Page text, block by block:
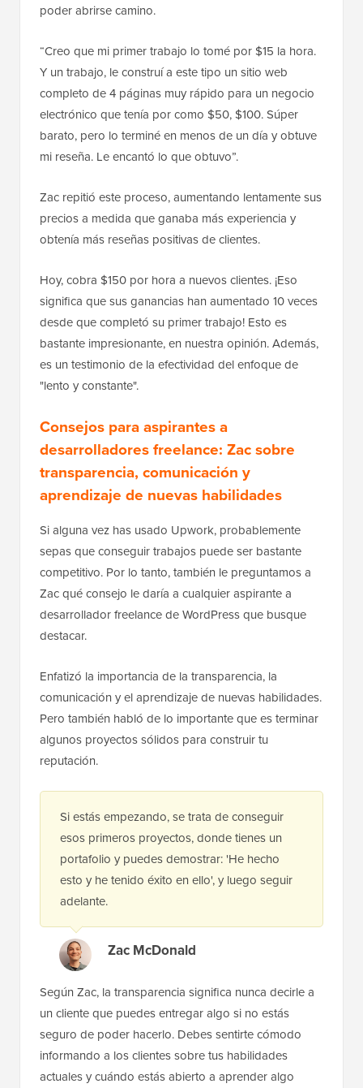
poder abrirse camino.
“Creo que mi primer trabajo lo tomé por $15 la hora.
Y un trabajo, le construí a este tipo un sitio web
completo de 4 páginas muy rápido para un negocio
electrónico que tenía por como $50, $100. Súper
barato, pero lo terminé en menos de un día y obtuve
mi reseña. Le encantó lo que obtuvo”.
Zac repitió este proceso, aumentando lentamente sus
precios a medida que ganaba más experiencia y
obtenía más reseñas positivas de clientes.
Hoy, cobra $150 por hora a nuevos clientes. ¡Eso
significa que sus ganancias han aumentado 10 veces
desde que completó su primer trabajo! Esto es
bastante impresionante, en nuestra opinión. Además,
es un testimonio de la efectividad del enfoque de
"lento y constante".
Consejos para aspirantes a
desarrolladores freelance: Zac sobre
transparencia, comunicación y
aprendizaje de nuevas habilidades
Si alguna vez has usado Upwork, probablemente
sepas que conseguir trabajos puede ser bastante
competitivo. Por lo tanto, también le preguntamos a
Zac qué consejo le daría a cualquier aspirante a
desarrollador freelance de WordPress que busque
destacar.
Enfatizó la importancia de la transparencia, la
comunicación y el aprendizaje de nuevas habilidades.
Pero también habló de lo importante que es terminar
algunos proyectos sólidos para construir tu
reputación.
Si estás empezando, se trata de conseguir
esos primeros proyectos, donde tienes un
portafolio y puedes demostrar: 'He hecho
esto y he tenido éxito en ello', y luego seguir
adelante.
Zac McDonald
Según Zac, la transparencia significa nunca decirle a
un cliente que puedes entregar algo si no estás
seguro de poder hacerlo. Debes sentirte cómodo
informando a los clientes sobre tus habilidades
actuales y cuándo estás abierto a aprender algo